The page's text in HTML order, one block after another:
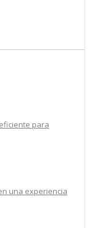
para
una experiencia